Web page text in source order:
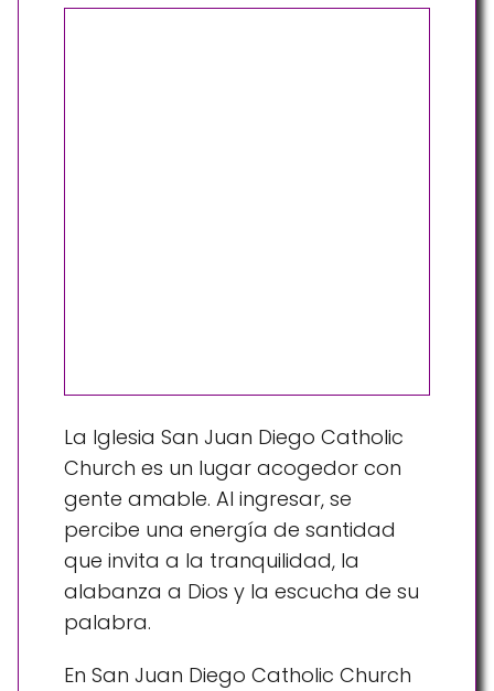
La Iglesia San Juan Diego Catholic
Church es un lugar acogedor con
gente amable. Al ingresar, se
percibe una energía de santidad
que invita a la tranquilidad, la
alabanza a Dios y la escucha de su
palabra.
En San Juan Diego Catholic Church